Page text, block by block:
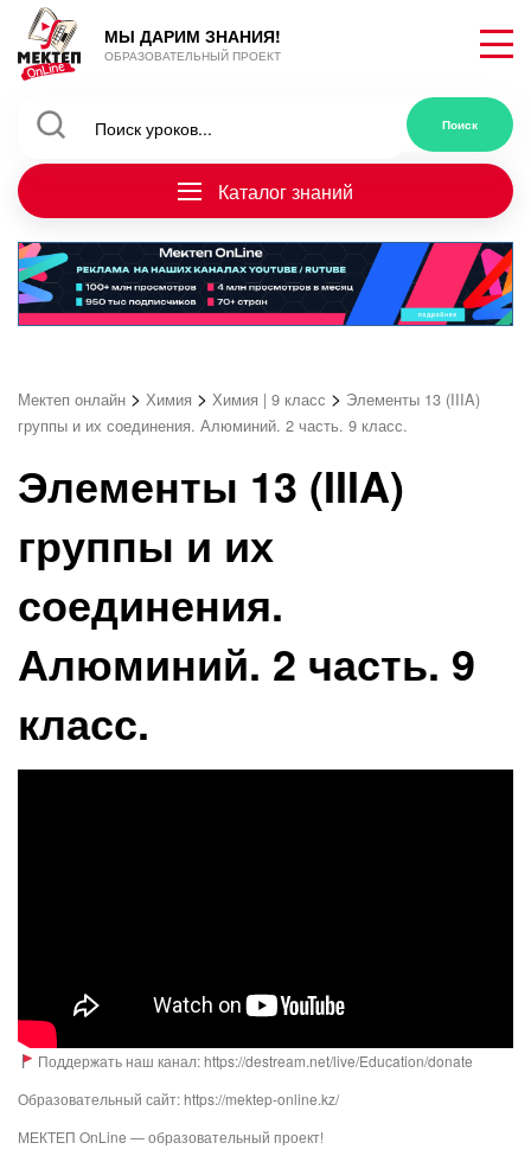
МЫ ДАРИМ ЗНАНИЯ!
ОБРАЗОВАТЕЛЬНЫЙ ПРОЕКТ
Каталог знаний
Мектеп онлайн > Химия > Химия | 9 класс > Элементы 13 (IIIA)
группы и их соединения. Алюминий. 2 часть. 9 класс.
Элементы 13 (IIIA)
группы и их
соединения.
Алюминий. 2 часть. 9
класс.
Поддержать наш канал: https://destream.net/live/Education/donate
Образовательный сайт: https://mektep-online.kz/
МЕКТЕП OnLine — образовательный проект!